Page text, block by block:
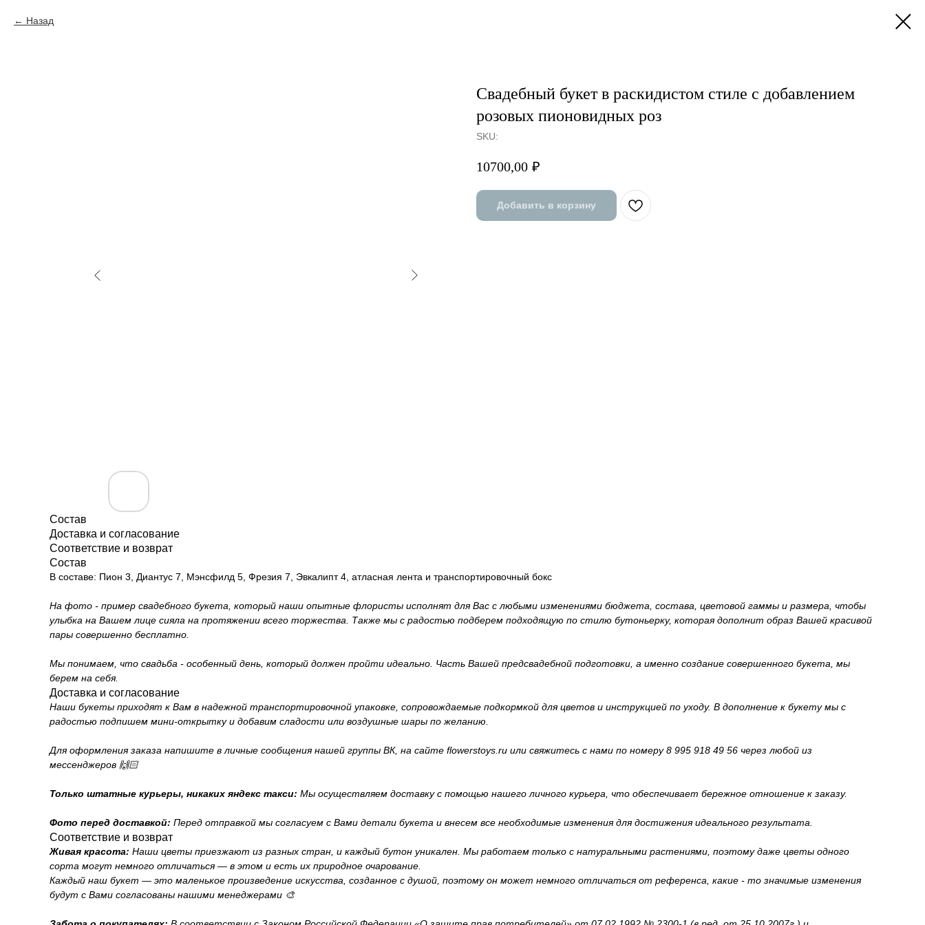
Назад
Свадебный букет в раскидистом стиле с добавлением
розовых пионовидных роз
SKU:
10700,00 ₽
Добавить в корзину
Состав
Доставка и согласование
Соответствие и возврат
Состав
В составе: Пион 3, Диантус 7, Мэнсфилд 5, Фрезия 7, Эвкалипт 4, атласная лента и транспортировочный бокс
На фото - пример свадебного букета, который наши опытные флористы исполнят для Вас с любыми изменениями бюджета, состава, цветовой гаммы и размера, чтобы
улыбка на Вашем лице сияла на протяжении всего торжества. Также мы с радостью подберем подходящую по стилю бутоньерку, которая дополнит образ Вашей красивой
пары совершенно бесплатно.
Мы понимаем, что свадьба - особенный день, который должен пройти идеально. Часть Вашей предсвадебной подготовки, а именно создание совершенного букета, мы
берем на себя.
Доставка и согласование
Наши букеты приходят к Вам в надежной транспортировочной упаковке, сопровождаемые подкормкой для цветов и инструкцией по уходу. В дополнение к букету мы с
радостью подпишем мини-открытку и добавим сладости или воздушные шары по желанию.
Для оформления заказа напишите в личные сообщения нашей группы ВК, на сайте flowerstoys.ru или свяжитесь с нами по номеру 8 995 918 49 56 через любой из
мессенджеров 🙌🏻
Только штатные курьеры, никаких яндекс такси: Мы осуществляем доставку с помощью нашего личного курьера, что обеспечивает бережное отношение к заказу.
Фото перед доставкой: Перед отправкой мы согласуем с Вами детали букета и внесем все необходимые изменения для достижения идеального результата.
Соответствие и возврат
Живая красота: Наши цветы приезжают из разных стран, и каждый бутон уникален. Мы работаем только с натуральными растениями, поэтому даже цветы одного
сорта могут немного отличаться — в этом и есть их природное очарование.
Каждый наш букет — это маленькое произведение искусства, созданное с душой, поэтому он может немного отличаться от референса, какие - то значимые изменения
будут с Вами согласованы нашими менеджерами 🎨